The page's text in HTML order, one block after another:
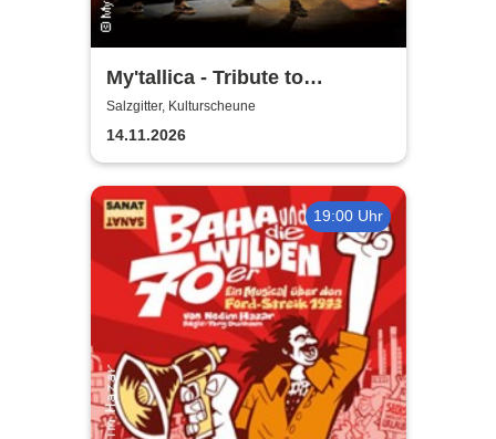
My'tallica - Tribute to
Metallica
Salzgitter, Kulturscheune
14.11.2026
19:00 Uhr